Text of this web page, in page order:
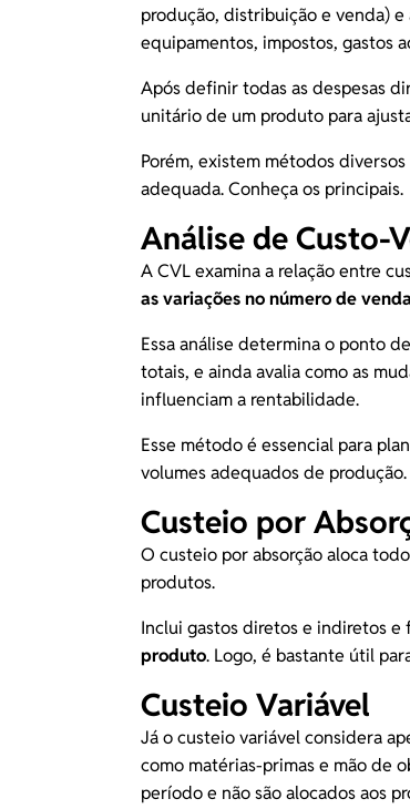
produção, distribuição e venda)
equipamentos, impostos, gastos
Após definir todas as despesas
unitário de um produto para
Porém, existem métodos
adequada. Conheça os principais.
Análise de Custo-
ACVLexamina a relação entre
as variações no número de
Essa análise determina o ponto
totais, e ainda avalia como as
influenciam a rentabilidade.
Esse método é essencial para
volumes adequados de
Custeio por
O custeio por absorção aloca
produtos.
Inclui gastos diretos e indiretos e
produto. Logo, é bastante útil
Custeio Variável
Já o custeio variável considera
como matérias-primas e mão de
período e não são alocados aos